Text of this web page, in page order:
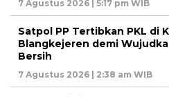
7 Agustus 2026 | 5:17 pm WIB
Satpol PP Tertibkan PKL di
Blangkejeren demi
Bersih
7 Agustus 2026 | 2:38 am WIB